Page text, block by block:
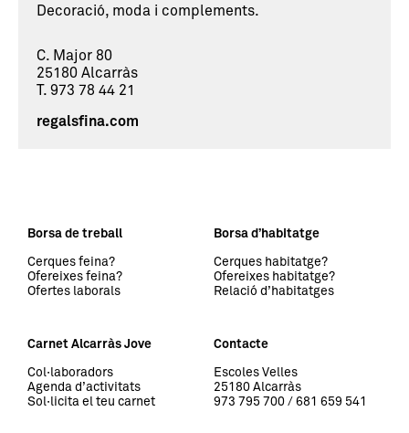
Decoració, moda i complements.
C. Major 80
25180 Alcarràs
T. 973 78 44 21
regalsfina.com
Borsa de treball
Cerques feina?
Ofereixes feina?
Ofertes laborals
Borsa d’habitatge
Cerques habitatge?
Ofereixes habitatge?
Relació d’habitatges
Carnet Alcarràs Jove
Col·laboradors
Agenda d’activitats
Sol·licita el teu carnet
Contacte
Escoles Velles
25180 Alcarràs
973 795 700 / 681 659 541